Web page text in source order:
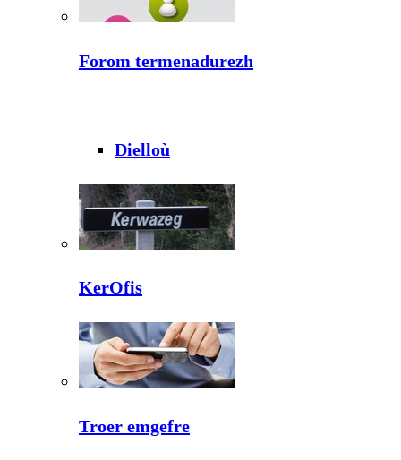
Forom termenadurezh
Dielloù
KerOfis
Troer emgefre